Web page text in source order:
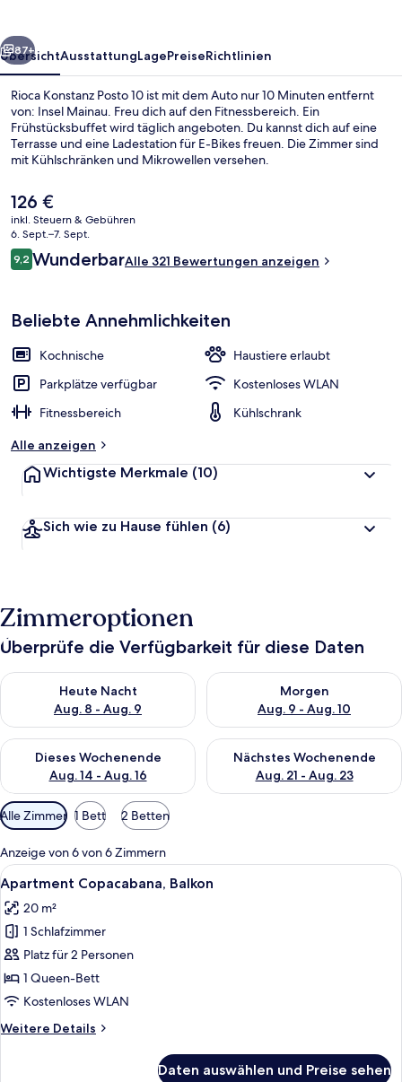
Weiter
87+
ÜbersichtAusstattungLagePreiseRichtlinien
Rioca Konstanz Posto 10 ist mit dem Auto nur 10 Minuten entfernt
von: Insel Mainau. Freu dich auf den Fitnessbereich. Ein
Frühstücksbuffet wird täglich angeboten. Du kannst dich auf eine
Terrasse und eine Ladestation für E-Bikes freuen. Die Zimmer sind
mit Kühlschränken und Mikrowellen versehen.
Der
aktuelle
Preis
beträgt
126 €.
126 €
inkl. Steuern & Gebühren
6. Sept.–7. Sept.
Bewertungen
9,29,2 von 10.
WunderbarAlle 321 Bewertungen anzeigen
Beliebte Annehmlichkeiten
Kochnische
Haustiere erlaubt
Parkplätze verfügbar
Kostenloses WLAN
Fitnessbereich
Kühlschrank
Alle anzeigen
Wichtigste Merkmale (10)
Sich wie zu Hause fühlen (6)
Zimmeroptionen
Überprüfe die Verfügbarkeit für diese Daten
Heute Nacht
Aug. 8 - Aug. 9
Überprüfe die Verfügbarkeit für heute Nacht, Aug. 8 - Aug. 9.
Morgen
Aug. 9 - Aug. 10
Überprüfe die Verfügbarkeit
Dieses Wochenende
Aug. 14 - Aug. 16
Überprüfe die Verfügbarkeit für dieses Wochenende, Aug. 14
Nächstes Wochenende
Aug. 21 - Aug. 23
Überprüfe die Verfügbarkeit
Verfügbare
Filter
für
Zimmer
Alle Zimmer 1 Bett 2 Betten
Anzeige von 6 von 6 Zimmern
Alle
Fotos
für
Apartment
Copacabana,
Balkon
anzeigen
Ein modernes Schlafzimmer mit
15
Apartment Copacabana, Balkon
20 m²
1 Schlafzimmer
Platz für 2 Personen
1 Queen-Bett
Kostenloses WLAN
Weitere Details
Weitere
Daten auswählen und Preise sehen